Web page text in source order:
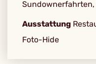
Ausstattung
Foto-Hide